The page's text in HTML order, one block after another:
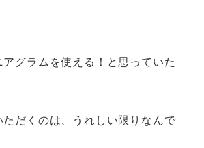
グラムを使える！と思っていた
だくのは、うれしい限りなんで